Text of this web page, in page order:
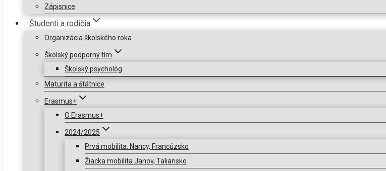
Zápisnice
Študenti a rodičia
Organizácia školského roka
Školský podporný tím
Školský psychológ
Maturita a štátnice
Erasmus+
O Erasmus+
2024/2025
Prvá mobilita: Nancy, Francúzsko
Žiacka mobilita Janov, Taliansko